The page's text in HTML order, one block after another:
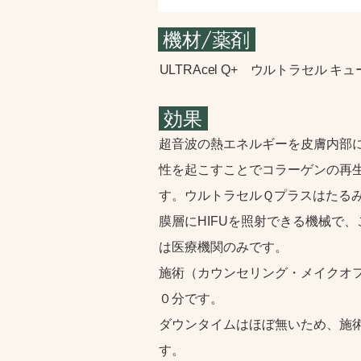
機材/薬剤
ULTRAcel Q+ ウルトラセル キュ
効果
超音波の熱エネルギーを皮膚内部
性を起こすことでコラーゲンの再
す。ウルトラセルＱプラスはたる
膜層にHIFUを照射できる機械で
は医療機関のみです。
施術（カウンセリング・メイクオ
０分です。
ダウンタイムはほぼ無いため、施
す。​​​